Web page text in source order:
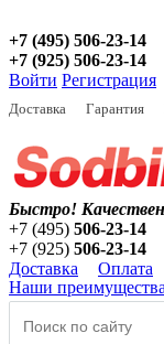
+7 (495) 506-23-14
+7 (925) 506-23-14
Войти Регистрация
Доставка Гарантия
Быстро!
+7 (495) 506-23-14
+7 (925) 506-23-14
Доставка
Оплата
Наши преимущества